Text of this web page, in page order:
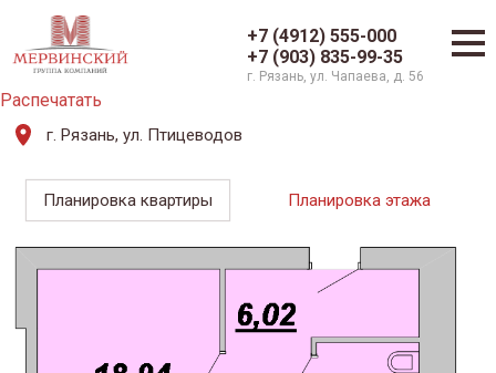
+7 (4912) 555-000
+7 (903) 835-99-35
г. Рязань, ул. Чапаева, д. 56
Распечатать
г. Рязань, ул. Птицеводов
Планировка квартиры Планировка этажа